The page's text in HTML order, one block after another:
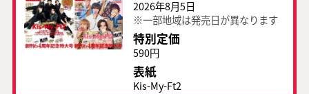
2026年8月5日
※一部地域は発売日が異なります
特別定価
590円
表紙
Kis-My-Ft2